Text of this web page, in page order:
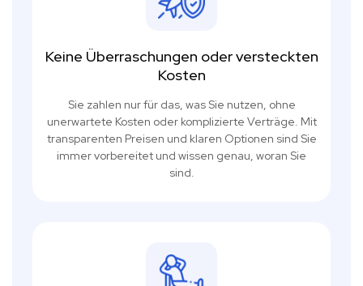
Keine Überraschungen oder versteckten
Kosten
Sie zahlen nur für das, was Sie nutzen, ohne
unerwartete Kosten oder komplizierte Verträge. Mit
transparenten Preisen und klaren Optionen sind Sie
immer vorbereitet und wissen genau, woran Sie
sind.